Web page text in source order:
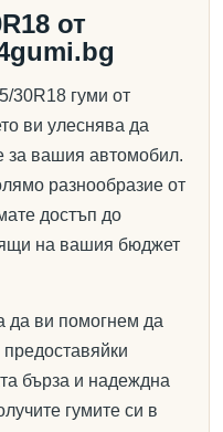
от
30R18 гуми от
ви улеснява да
за вашия автомобил.
разнообразие от
достъп до
на вашия бюджет
да ви помогнем да
бърза и надеждна
гумите си в